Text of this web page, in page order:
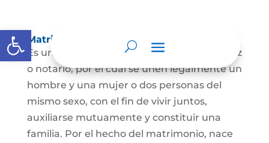
Abrir barra de herramientas
Matrimonio Civil
Es un contrato solemne celebrado ante juez
o notario, por el cual se unen legalmente un
hombre y una mujer o dos personas del
mismo sexo, con el fin de vivir juntos,
auxiliarse mutuamente y constituir una
familia. Por el hecho del matrimonio, nace